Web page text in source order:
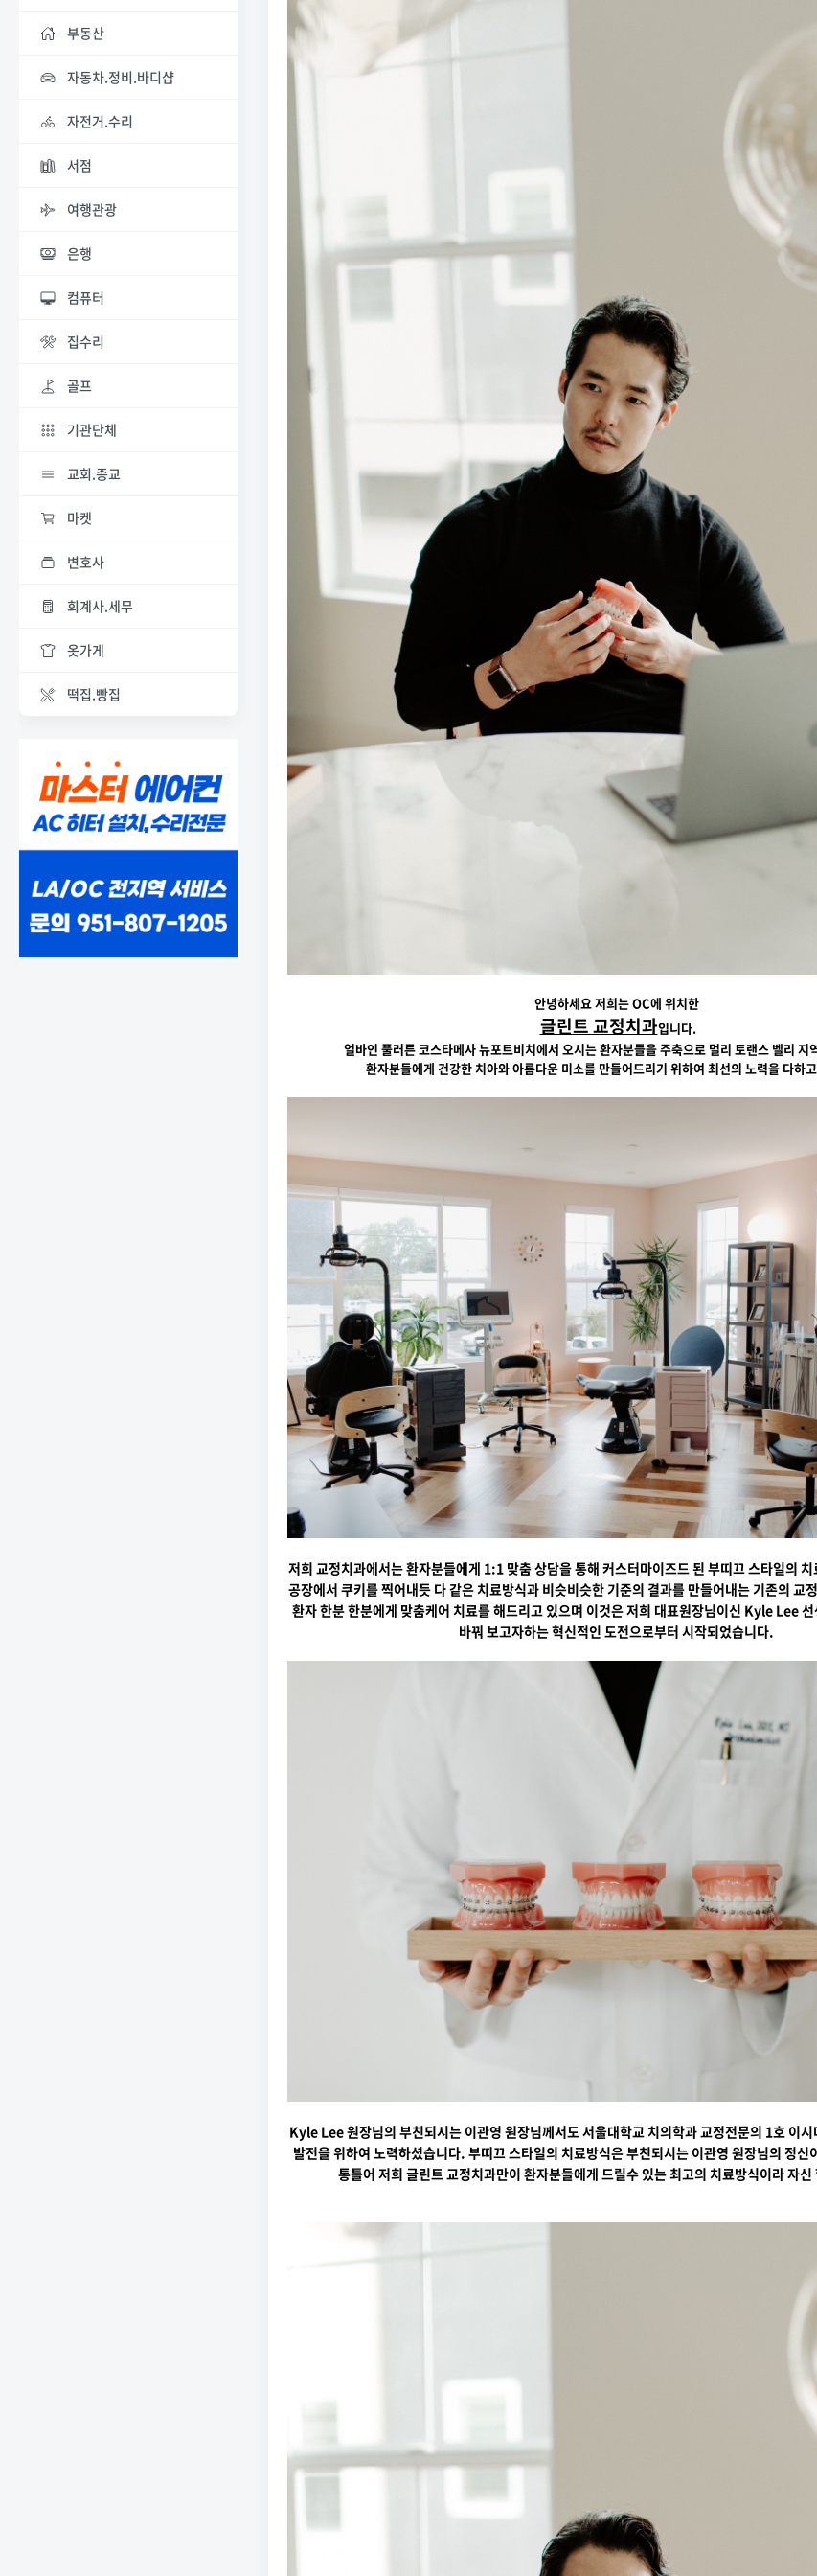
부동산
자동차.정비.바디샵
자전거.수리
서점
여행관광
은행
컴퓨터
집수리
골프
기관단체
교회.종교
마켓
변호사
회계사.세무
옷가게
떡집.빵집
안녕하세요 저희는 OC에 위치한
글린트 교정치과입니다.
얼바인 풀러튼 코스타메사 뉴포트비치에서 오시는 환자분들을 주축으로 멀리 토랜스 벨리 지
환자분들에게 건강한 치아와 아름다운 미소를 만들어드리기 위하여 최선의 노력을 다하
저희 교정치과에서는 환자분들에게 1:1 맞춤 상담을 통해 커스터마이즈드 된 부띠끄 스타일의
공장에서 쿠키를 찍어내듯 다 같은 치료방식과 비슷비슷한 기준의 결과를 만들어내는 기존의 교
환자 한분 한분에게 맞춤케어 치료를 해드리고 있으며 이것은 저희 대표원장님이신 Kyle Lee
바꿔 보고자하는 혁신적인 도전으로부터 시작되었습니다.
Kyle Lee 원장님의 부친되시는 이관영 원장님께서도 서울대학교 치의학과 교정전문의 1호 이
발전을 위하여 노력하셨습니다. 부띠끄 스타일의 치료방식은 부친되시는 이관영 원장님의 정신
통틀어 저희 글린트 교정치과만이 환자분들에게 드릴수 있는 최고의 치료방식이라 자